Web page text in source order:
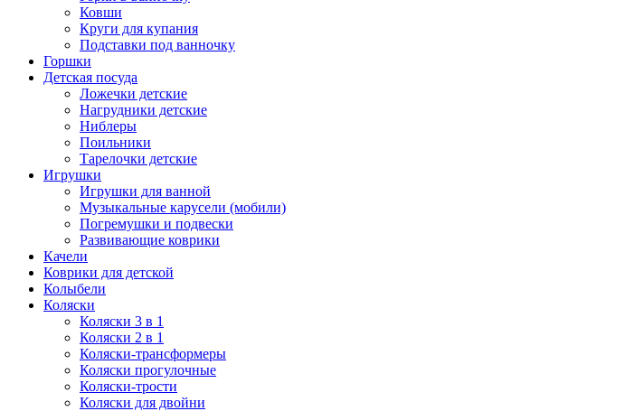
Ковши
Круги для купания
Подставки под ванночку
Горшки
Детская посуда
Ложечки детские
Нагрудники детские
Ниблеры
Поильники
Тарелочки детские
Игрушки
Игрушки для ванной
Музыкальные карусели (мобили)
Погремушки и подвески
Развивающие коврики
Качели
Коврики для детской
Колыбели
Коляски
Коляски 3 в 1
Коляски 2 в 1
Коляски-трансформеры
Коляски прогулочные
Коляски-трости
Коляски для двойни